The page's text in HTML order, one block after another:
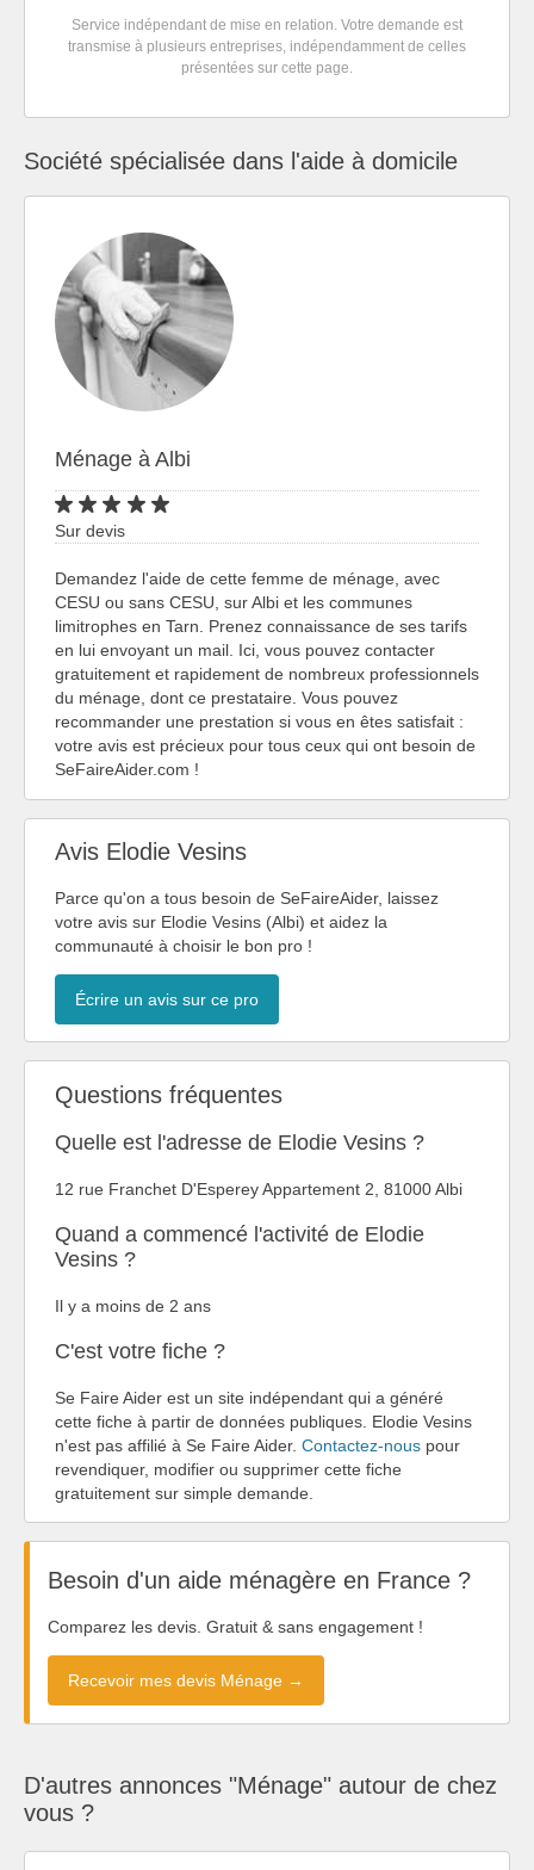
Service indépendant de mise en relation. Votre demande est
transmise à plusieurs entreprises, indépendamment de celles
présentées sur cette page.
Société spécialisée dans l'aide à domicile
Ménage à Albi
Sur devis
Demandez l'aide de cette femme de ménage, avec
CESU ou sans CESU, sur Albi et les communes
limitrophes en Tarn. Prenez connaissance de ses tarifs
en lui envoyant un mail. Ici, vous pouvez contacter
gratuitement et rapidement de nombreux professionnels
du ménage, dont ce prestataire. Vous pouvez
recommander une prestation si vous en êtes satisfait :
votre avis est précieux pour tous ceux qui ont besoin de
SeFaireAider.com !
Avis Elodie Vesins
Parce qu'on a tous besoin de SeFaireAider, laissez
votre avis sur Elodie Vesins (Albi) et aidez la
communauté à choisir le bon pro !
Écrire un avis sur ce pro
Questions fréquentes
Quelle est l'adresse de Elodie Vesins ?
12 rue Franchet D'Esperey Appartement 2, 81000 Albi
Quand a commencé l'activité de Elodie
Vesins ?
Il y a moins de 2 ans
C'est votre fiche ?
Se Faire Aider est un site indépendant qui a généré
cette fiche à partir de données publiques. Elodie Vesins
n'est pas affilié à Se Faire Aider. Contactez-nous pour
revendiquer, modifier ou supprimer cette fiche
gratuitement sur simple demande.
Besoin d'un aide ménagère en France ?
Comparez les devis. Gratuit & sans engagement !
Recevoir mes devis Ménage →
D'autres annonces "Ménage" autour de chez
vous ?